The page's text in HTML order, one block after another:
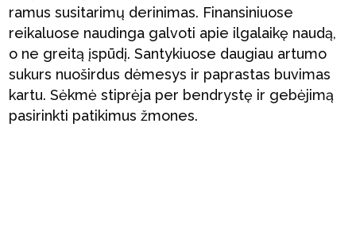
ramus susitarimų derinimas. Finansiniuose
reikaluose naudinga galvoti apie ilgalaikę naudą,
o ne greitą įspūdį. Santykiuose daugiau artumo
sukurs nuoširdus dėmesys ir paprastas buvimas
kartu. Sėkmė stiprėja per bendrystę ir gebėjimą
pasirinkti patikimus žmones.